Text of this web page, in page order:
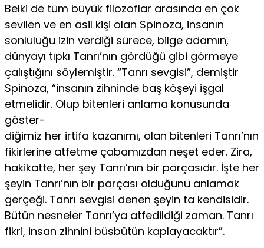
Belki de tüm büyük filozoflar arasında en çok
sevilen ve en asil kişi olan Spinoza, insanın
sonluluğu izin verdiği sürece, bilge adamın,
dünyayı tıpkı Tanrı’nın gördüğü gibi görmeye
çalıştığını söylemiştir. “Tanrı sevgisi”, demiştir
Spinoza, “insanın zihninde baş köşeyi iş­gal
etmelidir. Olup bitenleri anlama konusunda
göster-
diğimiz her irtifa kazanımı, olan bitenleri Tanrı’nın
fikirlerine atfetme çabamızdan neşet eder. Zira,
hakikatte, her şey Tanrı’nın bir parçasıdır. İşte her
şeyin Tanrı’nın bir parçası olduğunu anlamak
gerçeği. Tanrı sevgisi denen şeyin ta kendisidir.
Bütün nesneler Tanrı’ya atfedildiği zaman. Tanrı
fikri, insan zihnini büsbütün kaplayacaktır”.